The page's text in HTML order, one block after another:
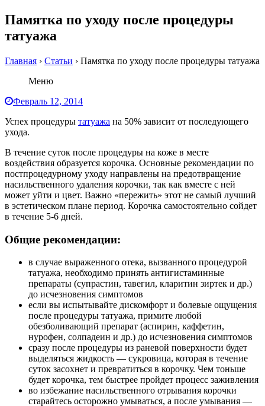
Памятка по уходу после процедуры
татуажа
Главная › Статьи › Памятка по уходу после процедуры татуажа
Меню
Февраль 12, 2014
Успех процедуры татуажа на 50% зависит от последующего
ухода.
В течение суток после процедуры на коже в месте
воздействия образуется корочка. Основные рекомендации по
постпроцедурному уходу направлены на предотвращение
насильственного удаления корочки, так как вместе с ней
может уйти и цвет. Важно «пережить» этот не самый лучший
в эстетическом плане период. Корочка самостоятельно сойдет
в течение 5-6 дней.
Общие рекомендации:
в случае выраженного отека, вызванного процедурой
татуажа, необходимо принять антигистаминные
препараты (супрастин, тавегил, кларитин зиртек и др.)
до исчезновения симптомов
если вы испытывайте дискомфорт и болевые ощущения
после процедуры татуажа, примите любой
обезболивающий препарат (аспирин, каффетин,
нурофен, солпадеин и др.) до исчезновения симптомов
сразу после процедуры из раневой поверхности будет
выделяться жидкость — сукровица, которая в течение
суток засохнет и превратиться в корочку. Чем тоньше
будет корочка, тем быстрее пройдет процесс заживления
во избежание насильственного отрывания корочки
старайтесь осторожно умываться, а после умывания —